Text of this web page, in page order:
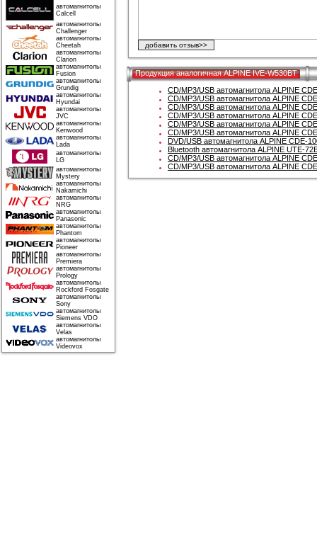
автомагнитолы
Calcell
автомагнитолы
Challenger
автомагнитолы
Cheetah
автомагнитолы
Clarion
автомагнитолы
Fusion
автомагнитолы
Grundig
автомагнитолы
Hyundai
автомагнитолы
JVC
автомагнитолы
Kenwood
автомагнитолы
Lada
автомагнитолы
LG
автомагнитолы
Mystery
автомагнитолы
Nakamichi
автомагнитолы
NRG
автомагнитолы
Panasonic
автомагнитолы
Phantom
автомагнитолы
Pioneer
автомагнитолы
Premiera
автомагнитолы
Prology
автомагнитолы
Rockford Fosgate
автомагнитолы
Sony
автомагнитолы
Siemens VDO
автомагнитолы
Velas
автомагнитолы
Videovox
Продукция аналогичная ALPINE IVE-W530BT
CD/MP3/USB автомагнитола ALPINE
CD/MP3/USB автомагнитола ALPINE
CD/MP3/USB автомагнитола ALPINE
CD/MP3/USB автомагнитола ALPINE
CD/MP3/USB автомагнитола ALPINE
CD/MP3/USB автомагнитола ALPINE
DVD/USB автомагнитола ALPINE CDE-
Bluetooth автомагнитола ALPINE UTE-
CD/MP3/USB автомагнитола ALPINE
CD/MP3/USB автомагнитола ALPINE